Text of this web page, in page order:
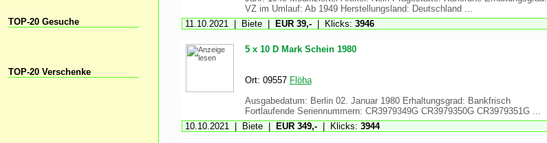
TOP-20 Gesuche
TOP-20 Verschenke
VZ im Umlauf: Ab 1949 Herstellungsland: Deutschland ...
11.10.2021 | Biete |
EUR 39,-| Klicks: 3946
5 x 10 D Mark Schein 1980
Ort: 09557 Flöha
Ausgabedatum: Berlin 02. Januar 1980 Erhaltungsgrad: Bankfrisch
Fortlaufende Seriennummern: CR3979349G CR3979350G CR3979351G ...
10.10.2021 | Biete |
EUR 349,-| Klicks: 3944